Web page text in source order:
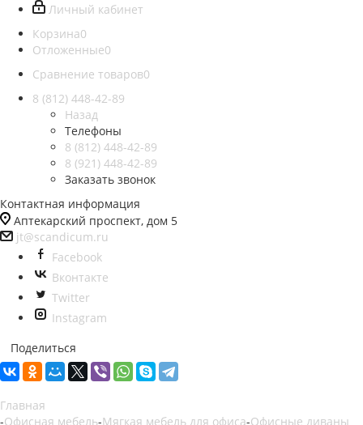
Личный кабинет
Корзина0
Отложенные0
Сравнение товаров0
8 (812) 448-42-89
Назад
Телефоны
8 (812) 448-42-89
8 (921) 448-42-89
Заказать звонок
Контактная информация
Аптекарский проспект, дом 5
jt@scandicum.ru
Facebook
Вконтакте
Twitter
Instagram
Поделиться
Главная
-Офисная мебель-Мягкая мебель для офиса-Офисные диваны